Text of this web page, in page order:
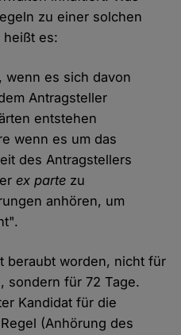
zu einer solchen
heißt es:
wenn es sich davon
Antragsteller
entstehen
wenn es um das
des Antragstellers
ex parte zu
anhören, um
beraubt worden, nicht für
sondern für 72 Tage.
Kandidat für die
(Anhörung des